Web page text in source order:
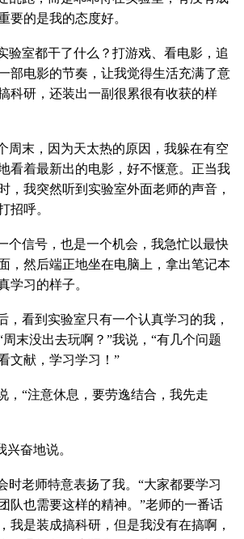
要的是我的态度好。
验室都干了什么？打游戏、看电影，追
部电影的节奏，让我觉得生活充满了意
科研，还装出一副很累很有收获的样
周末，因为天太热的原因，我躲在有空
看着最新出的电影，好不惬意。正当我
，我突然听到实验室外面老师的声音，
招呼。
个信号，也是一个机会，我急忙以最快
，然后端正地坐在电脑上，拿出笔记本
学习的样子。
，看到实验室只有一个认真学习的我，
末没出去玩啊？”我说，“有几个问题
文献，学习学习！”
，“注意休息，要劳逸结合，我先走
兴奋地说。
时老师特意表扬了我。“大家都要学习
队也需要这样的精神。”老师的一番话
我是装成搞科研，但是我没有在搞啊，